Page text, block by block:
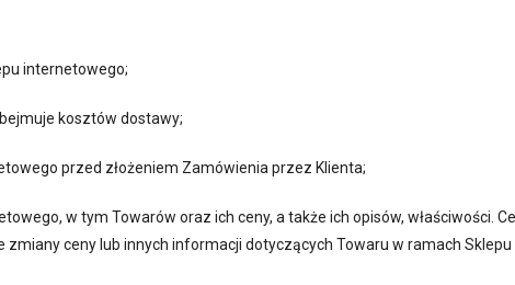
internetowego;
kosztów dostawy;
przed złożeniem Zamówienia przez Klienta;
w tym Towarów oraz ich ceny, a także ich opisów, właściwości.
ceny lub innych informacji dotyczących Towaru w ramach